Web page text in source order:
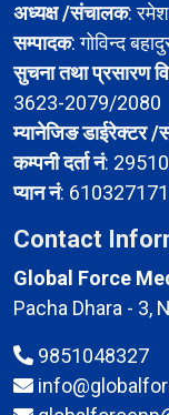
अध्यक्ष /संचालक:
सम्पादक: गोविन्द
सुचना तथा प्रसारण
3623-2079/2080
म्यानेजिङ डाईरेक्टर
कम्पनी दर्ता नं:
प्यान नं: 610327171
Contact
Global Force
Pacha Dhara - 3,
9851048327